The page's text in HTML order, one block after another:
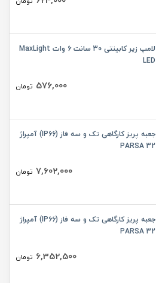
لامپ زیر کابینتی 30 سانت 6 وات MaxLight
LED
576,000 تومان
جعبه پریز کارگاهی تک و سه فاز (IP66) آمپراژ
32 PARSA
7,602,000 تومان
جعبه پریز کارگاهی تک و سه فاز (IP66) آمپراژ
32 PARSA
6,352,500 تومان